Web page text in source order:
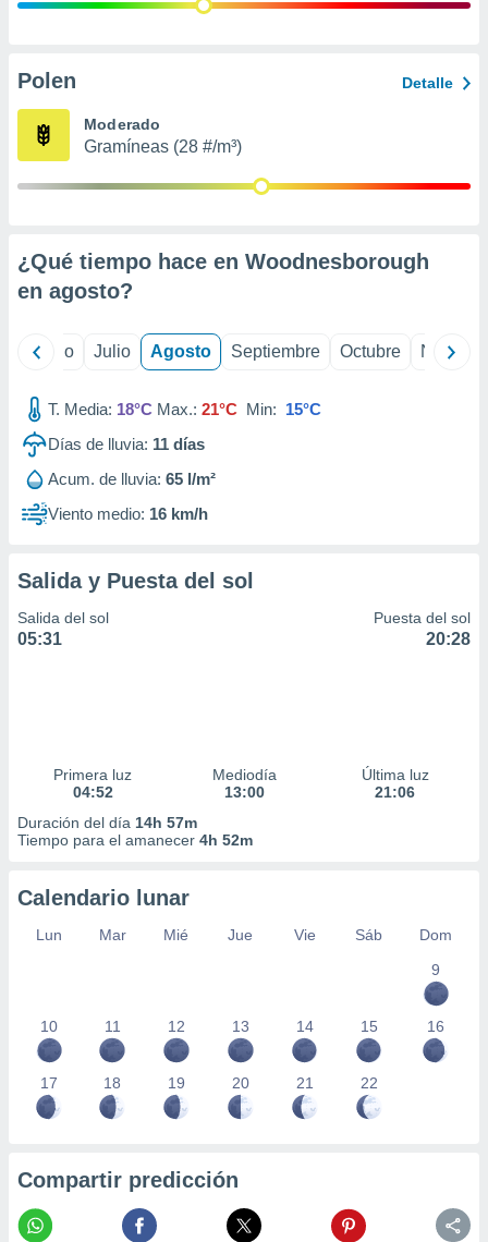
e
publicidad
Polen Detalle
Moderado
Gramíneas (28 #/m³)
¿Qué tiempo hace en Woodnesborough
en agosto?
Junio Julio Agosto Septiembre Octubre
T. Media: 18°C Max.: 21°C Min: 15°C
Días de lluvia: 11 días
Acum. de lluvia: 65 l/m²
Viento medio: 16 km/h
Salida y Puesta del sol
Salida del sol
05:31
Puesta del sol
20:28
Primera luz
04:52
Mediodía
13:00
Última luz
21:06
Duración del día 14h 57m
Tiempo para el amanecer 4h 52m
Calendario lunar
Lun Mar Mié Jue Vie Sáb
Dom
9
10 11 12 13 14 15 16
17 18 19 20 21 22
Compartir predicción